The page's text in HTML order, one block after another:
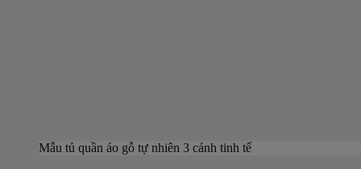
Mẫu tủ quần áo gỗ tự nhiên 3 cánh tinh tế